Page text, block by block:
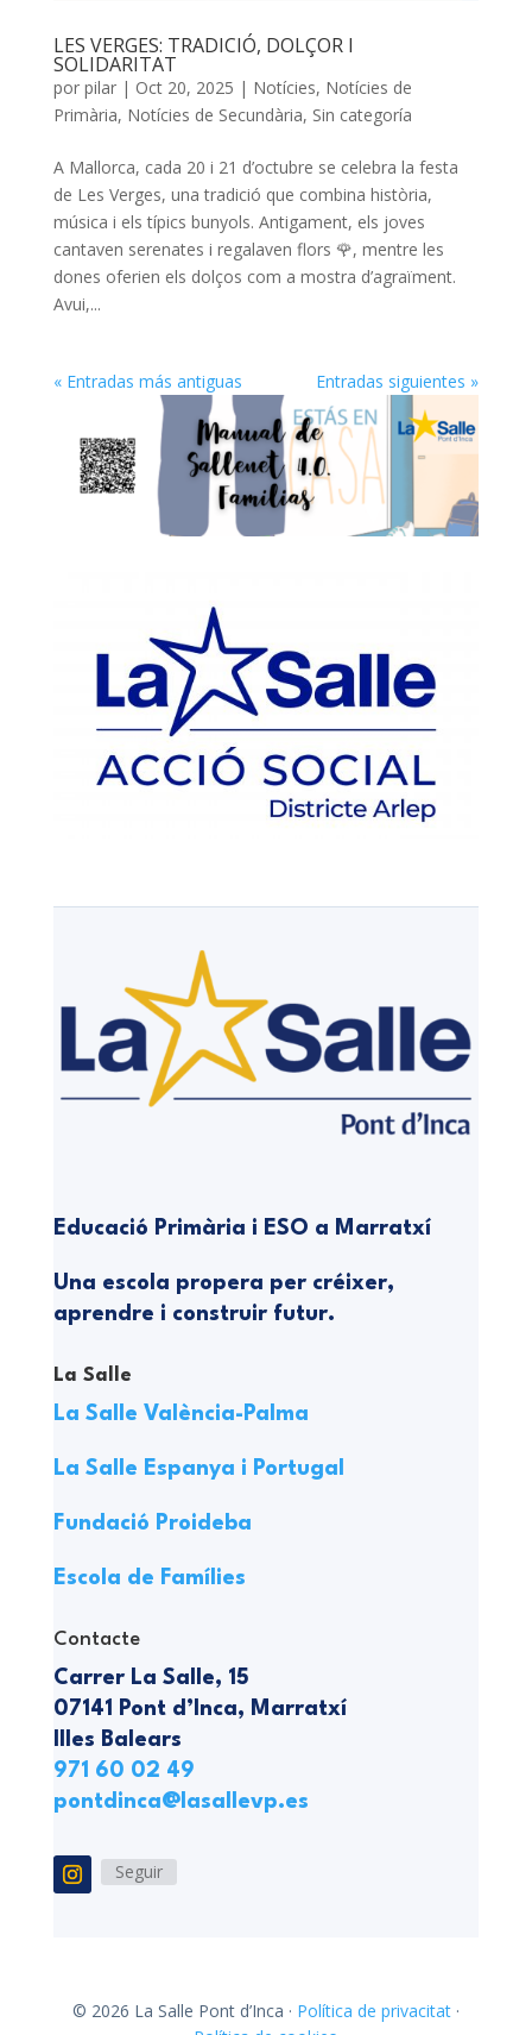
LES VERGES: TRADICIÓ, DOLÇOR I
SOLIDARITAT
por pilar| Oct 20, 2025 | Notícies, Notícies de
Primària, Notícies de Secundària, Sin categoría
A Mallorca, cada 20 i 21 d’octubre se celebra la festa
de Les Verges, una tradició que combina història,
música i els típics bunyols. Antigament, els joves
cantaven serenates i regalaven flors 🌹, mentre les
dones oferien els dolços com a mostra d’agraïment.
Avui,...
« Entradas más antiguas Entradas siguientes »
Educació Primària i ESO a Marratxí
Una escola propera per créixer,
aprendre i construir futur.
La Salle
La Salle València-Palma
La Salle Espanya i Portugal
Fundació Proideba
Escola de Famílies
Contacte
Carrer La Salle, 15
07141 Pont d’Inca, Marratxí
Illes Balears
971 60 02 49
pontdinca@lasallevp.es
Seguir
© 2026 La Salle Pont d’Inca · Política de privacitat·